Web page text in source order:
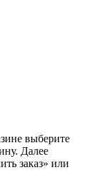
выберите
Далее
заказ» или